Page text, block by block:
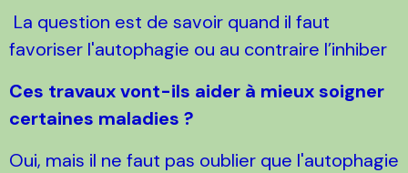
La question est de savoir quand il faut
favoriser l'autophagie ou au contraire l’inhiber
Ces travaux vont-ils aider à mieux soigner
certaines maladies ?
Oui, mais il ne faut pas oublier que l'autophagie